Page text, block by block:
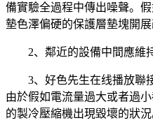
備實驗全過程中傳出噪聲。
墊色澤偏硬的保護層墊塊開展
2、鄰近的設備中間應維持
3、好色先生在线播放聯接
由於假如電流量過大或者過
的製冷壓縮機出現毀壞的狀況